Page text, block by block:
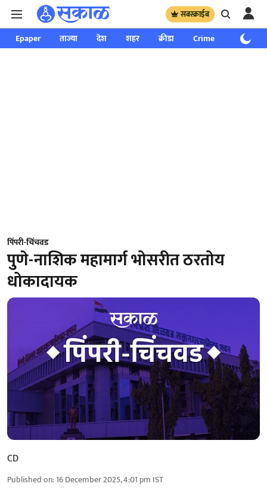
सबस्क्राईब
Epaper ताज्या देश शहर क्रीडा Crime साप्ताहिक
पिंपरी-चिंचवड
पुणे-नाशिक महामार्ग भोसरीत ठरतोय
धोकादायक
CD
Published on:16 December 2025, 4:01 pm IST